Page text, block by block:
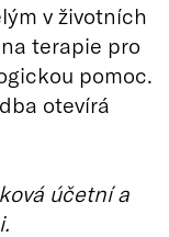
v životních
terapie pro
pomoc.
otevírá
účetní a